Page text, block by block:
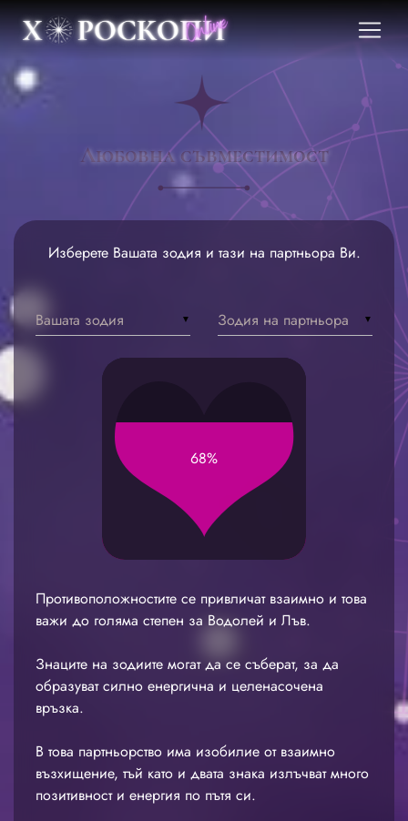
Любовна съвместимост
Изберете Вашата зодия и тази на партньора Ви.
▼
Вашата зодия ▼
Зодия на партньора
68%
Противоположностите се привличат взаимно и това
важи до голяма степен за Водолей и Лъв.
Знаците на зодиите могат да се съберат, за да
образуват силно енергична и целенасочена
връзка.
В това партньорство има изобилие от взаимно
възхищение, тъй като и двата знака излъчват много
позитивност и енергия по пътя си.